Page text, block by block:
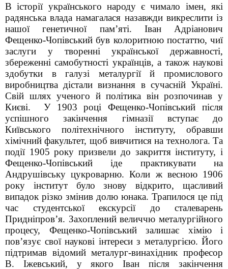
В історії українського народу є чимало імен, які
радянська влада намагалася назавжди викреслити із
нашої генетичної пам’яті. Іван Адріанович
Фещенко-Чопівський був колоритною постаттю, чиї
заслуги у творенні української державності,
збереженні самобутності українців, а також наукові
здобутки в галузі металургії й промислового
виробництва дістали визнання в сучасній Україні.
Свій шлях ученого й політика він розпочинав у
Києві.
У 1903 році Фещенко-Чопівський після
успішного закінчення гімназії вступає до
Київського політехнічного інституту, обравши
хімічний факультет, щоб вивчитися на технолога. Та
події 1905 року призвели до закриття інституту, і
Фещенко-Чопівський іде практикувати на
Андрушівську цукроварню. Коли ж весною 1906
року інститут було знову відкрито, щасливий
випадок різко змінив долю юнака. Трапилося це під
час студентської екскурсії до сталеварень
Придніпров’я. Захоплений величчю металургійного
процесу, Фещенко-Чопівський залишає хімію і
пов’язує свої наукові інтереси з металургією. Його
підтримав відомий металург-винахідник професор
В. Іжевський, у якого Іван після закінчення